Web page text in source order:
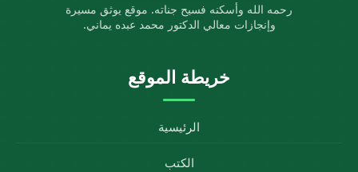
رحمه الله وأسكنه فسيح جناته. موقع يوثق مسيرة
وإنجازات معالي الدكتور محمد عبده يماني.
خريطة الموقع
الرئيسية
الكتب